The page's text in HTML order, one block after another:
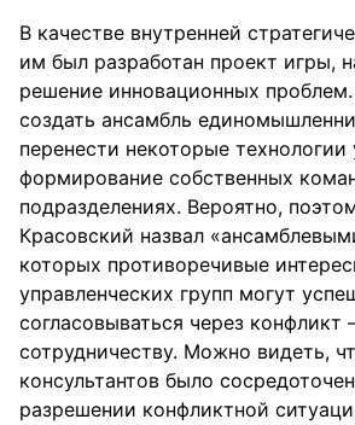
В качестве внутренней
им был разработан проект игры,
решение инновационных
создать ансамбль
перенести некоторые технологии
формирование собственных
подразделениях. Вероятно,
Красовский назвал
которых противоречивые
управленческих групп могут
согласовываться через конфликт
сотрудничеству. Можно видеть,
консультантов было
разрешении конфликтной